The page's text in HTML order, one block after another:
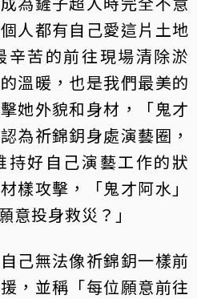
人都有自己愛這片土地
辛苦的前往現場清除淤
溫暖，也是我們最美的
她外貌和身材，「鬼才
為祈錦鈅身處演藝圈，
好自己演藝工作的狀
樣攻擊，「鬼才阿水」
意投身救災？」
己無法像祈錦鈅一樣前
，並稱「每位願意前往